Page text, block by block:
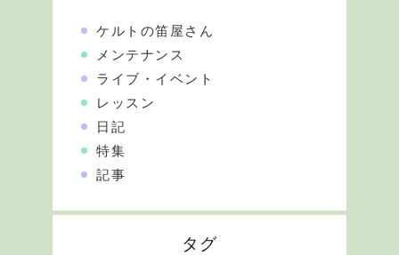
ケルトの笛屋さん
メンテナンス
ライブ・イベント
レッスン
日記
特集
記事
タグ